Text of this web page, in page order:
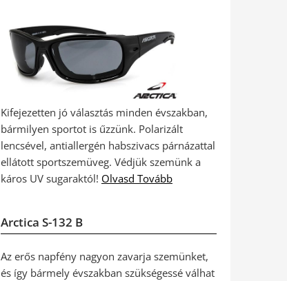
Kifejezetten jó választás minden évszakban,
bármilyen sportot is űzzünk. Polarizált
lencsével, antiallergén habszivacs párnázattal
ellátott sportszemüveg. Védjük szemünk a
káros UV sugaraktól! Olvasd Tovább
Arctica S-132 B
Az erős napfény nagyon zavarja szemünket,
és így bármely évszakban szükségessé válhat